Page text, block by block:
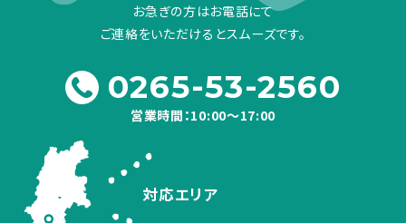
お急ぎの方はお電話にて
ご連絡をいただけるとスムーズです。
0265-53-2560
営業時間：10:00～17:00
対応エリア